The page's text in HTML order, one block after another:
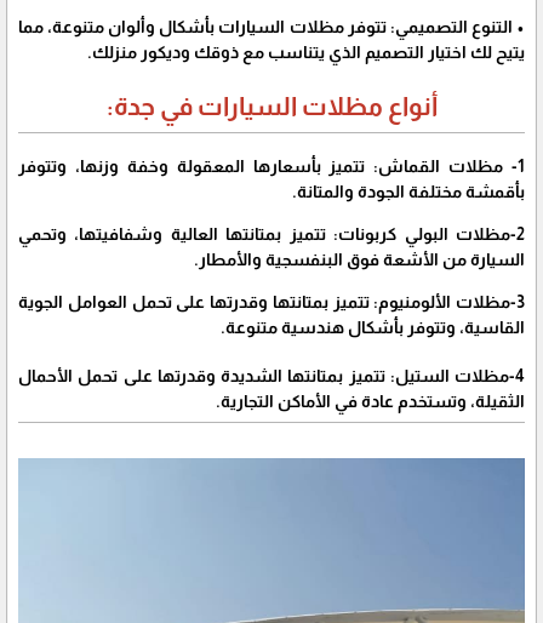
• التنوع التصميمي: تتوفر مظلات السيارات بأشكال وألوان متنوعة، مما
يتيح لك اختيار التصميم الذي يتناسب مع ذوقك وديكور منزلك.
أنواع مظلات السيارات في جدة:
1- مظلات القماش:
تتميز بأسعارها المعقولة وخفة وزنها، وتتوفر
بأقمشة مختلفة الجودة والمتانة.
2-مظلات البولي كربونات:
تتميز بمتانتها العالية وشفافيتها، وتحمي
السيارة من الأشعة فوق البنفسجية والأمطار.
3-مظلات الألومنيوم:
تتميز بمتانتها وقدرتها على تحمل العوامل الجوية
القاسية، وتتوفر بأشكال هندسية متنوعة.
4-مظلات الستيل:
تتميز بمتانتها الشديدة وقدرتها على تحمل الأحمال
الثقيلة، وتستخدم عادة في الأماكن التجارية.